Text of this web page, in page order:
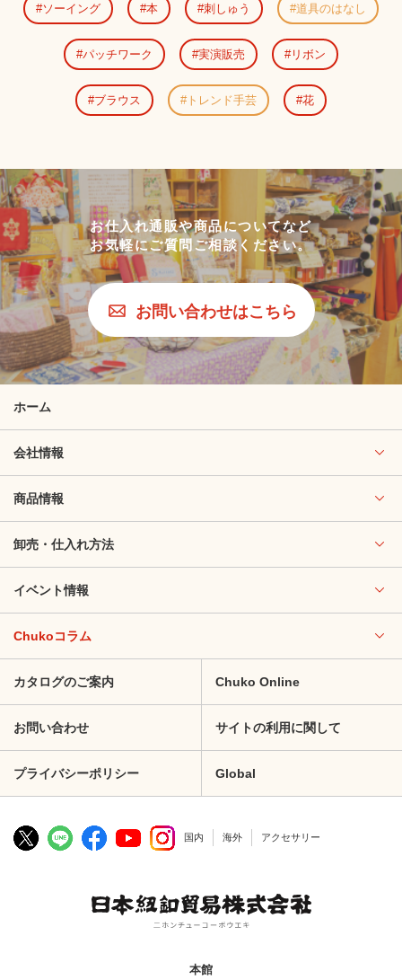
ソーイング 本 刺しゅう 道具のはなし
パッチワーク 実演販売 リボン
ブラウス トレンド手芸 花
お仕入れ通販や商品についてなど
お気軽にご質問ご相談ください。
お問い合わせはこちら
ホーム
会社情報
商品情報
卸売・仕入れ方法
イベント情報
Chukoコラム
カタログのご案内 Chuko Online
お問い合わせ サイトの利用に関して
プライバシーポリシー Global
国内 海外 アクセサリー
本館